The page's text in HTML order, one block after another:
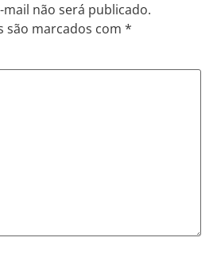
mail não será publicado.
são marcados com *